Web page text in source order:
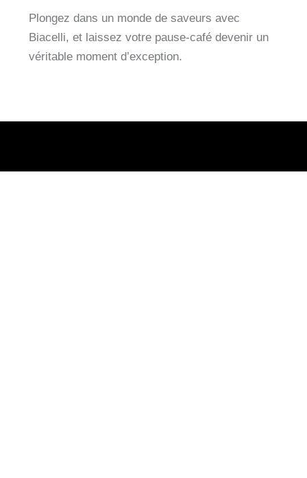
Plongez dans un monde de saveurs avec
Biacelli, et laissez votre pause-café devenir un
véritable moment d’exception.